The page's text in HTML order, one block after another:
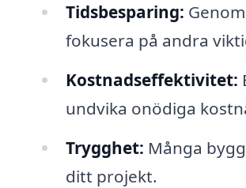
Tidsbesparing:
fokusera på andra
Kostnadseffektivitet:
undvika onödiga
Trygghet: Många
ditt projekt.